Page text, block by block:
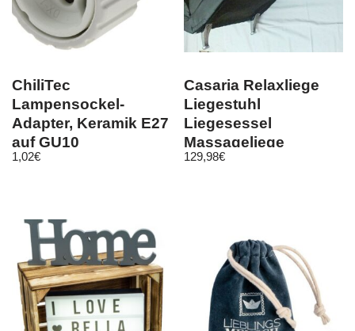
ChiliTec
Lampensockel-
Adapter, Keramik E27
auf GU10
1,02€
Casaria Relaxliege
Liegestuhl
Liegesessel
Massageliege
Wohnzimmer
129,98€